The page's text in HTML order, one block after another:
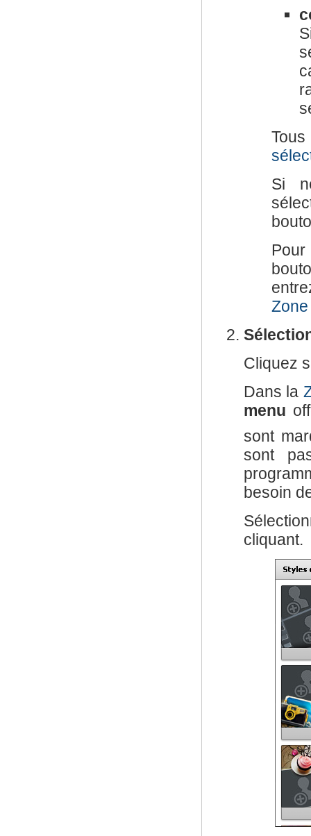
Si
Cliquez
Dans la
menu
sont
sont
besoin
cliquant.